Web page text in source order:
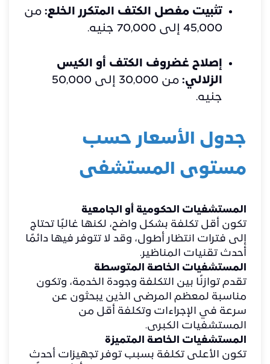
تثبيت مفصل الكتف المتكرر الخلع: من
45,000 إلى 70,000 جنيه.
إصلاح غضروف الكتف أو الكيس
الزلالي:
من 30,000 إلى 50,000
جنيه.
جدول الأسعار حسب
مستوى المستشفى
المستشفيات الحكومية أو الجامعية
تكون أقل تكلفة بشكل واضح، لكنها غالبًا تحتاج
إلى فترات انتظار أطول، وقد لا تتوفر فيها دائمًا
أحدث تقنيات المناظير.
المستشفيات الخاصة المتوسطة
تقدم توازنًا بين التكلفة وجودة الخدمة، وتكون
مناسبة لمعظم المرضى الذين يبحثون عن
سرعة في الإجراءات وتكلفة أقل من
المستشفيات الكبرى.
المستشفيات الخاصة المتميزة
تكون الأعلى تكلفة بسبب توفر تجهيزات أحدث